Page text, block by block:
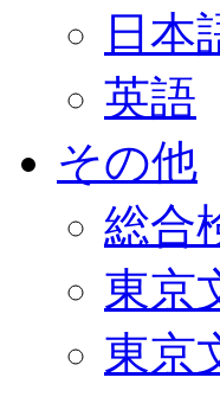
日本
英語
その他
総合
東京
東京